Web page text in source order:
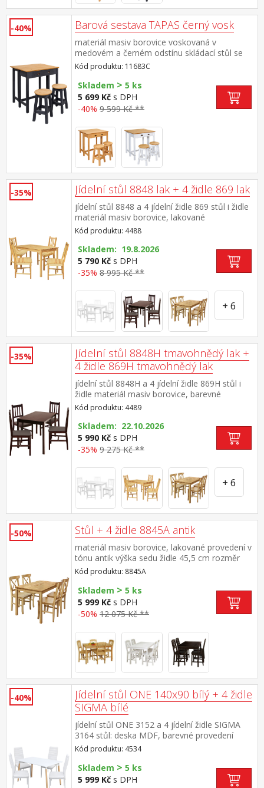
-40% Barová sestava TAPAS černý vosk
materiál masiv borovice voskovaná v
medovém a černém odstínu skládací stůl se
zásuvkou, dvě barové židličky rozměr
složeného stolu (š/h/v) 80 × 42 × 84
cm rozměr rozloženého stolu (š/h/v) 80 × 72 ×
84 cm rozměr židličky (š/h/v) 30 × 30 × 51 cm
Kód produktu: 11683C
Skladem > 5 ks
5 699 Kč s DPH
-40% 9 599 Kč **
-35% Jídelní stůl 8848 lak + 4 židle 869 lak
jídelní stůl 8848 a 4 jídelní židle 869 stůl i židle
materiál masiv borovice, lakované
provedení výška sedu židle 45 cm rozměr stolu
(š/h/v): 118 × 75 × 73 cm rozměr židle (š/h/v):
42 × 42 × 92 cm
Kód produktu: 4488
Skladem: 19.8.2026
5 790 Kč s DPH
-35% 8 995 Kč **
+ 6
-35%
Jídelní stůl 8848H tmavohnědý lak +
4 židle 869H tmavohnědý lak
jídelní stůl 8848H a 4 jídelní židle 869H stůl i
židle materiál masiv borovice, barevné
provedení hnědý lak výška sedu židle 45
cm rozměr stolu (š/h/v): 118 × 75 × 73
cm rozměr židle (š/h/v): 41 × 42 × 91 cm
Kód produktu: 4489
Skladem: 22.10.2026
5 990 Kč s DPH
-35% 9 275 Kč **
+ 6
-50% Stůl + 4 židle 8845A antik
materiál masiv borovice, lakované provedení v
tónu antik výška sedu židle 45,5 cm rozměr
stolu (š/h/v): 118 × 75 × 73 cm rozměr židle
(š/h/v): 42 × 42 × 91 cm
Kód produktu: 8845A
Skladem > 5 ks
5 999 Kč s DPH
-50% 12 075 Kč **
-40%
Jídelní stůl ONE 140x90 bílý + 4 židle
SIGMA bílé
jídelní stůl ONE 3152 a 4 jídelní židle SIGMA
3164 stůl: deska MDF, barevné provedení
bílá kovová konstrukce, barevné provedení
bílá kulaté nohy, materiál masiv buk židle:
potah kůže – imitace, barevné provedení
bílá kovové nohy a konstrukce, výška sedu
Kód produktu: 4534
Skladem > 5 ks
5 999 Kč s DPH